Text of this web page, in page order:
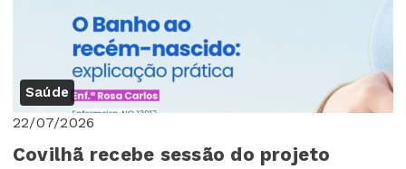
Saúde
22/07/2026
Covilhã recebe sessão do projeto